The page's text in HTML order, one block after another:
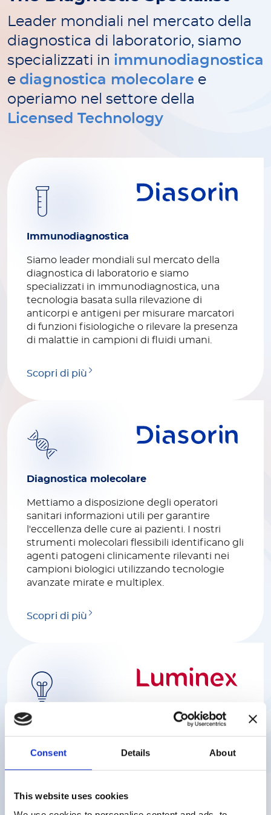
Consent Details About
This website uses cookies
Leader mondiali nel mercato della
diagnostica di laboratorio, siamo
specializzati in immunodiagnostica
e diagnostica molecolare e
operiamo nel settore della
Licensed Technology
Immunodiagnostica
Siamo leader mondiali sul mercato della
diagnostica di laboratorio e siamo
specializzati in immunodiagnostica, una
tecnologia basata sulla rilevazione di
anticorpi e antigeni per misurare marcatori
di funzioni fisiologiche o rilevare la presenza
di malattie in campioni di fluidi umani.
Scopri di più
Diagnostica molecolare
Mettiamo a disposizione degli operatori
sanitari informazioni utili per garantire
l'eccellenza delle cure ai pazienti. I nostri
strumenti molecolari flessibili identificano gli
agenti patogeni clinicamente rilevanti nei
campioni biologici utilizzando tecnologie
avanzate mirate e multiplex.
Scopri di più
Luminex
rapide e affidabili a complesse questioni
biologiche con soluzioni uniche e innovative
biomedica, la ricerca genomica e
proteomica, la diagnostica clinica e lo